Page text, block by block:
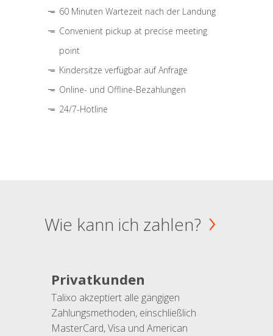
60 Minuten Wartezeit nach der Landung
Convenient pickup at precise meeting
point
Kindersitze verfügbar auf Anfrage
Online- und Offline-Bezahlungen
24/7-Hotline
Wie kann ich zahlen?
Privatkunden
Talixo akzeptiert alle gängigen
Zahlungsmethoden, einschließlich
MasterCard, Visa und American